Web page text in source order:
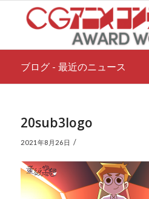
ブログ - 最近のニュース
20sub3logo
2021年8月26日 /